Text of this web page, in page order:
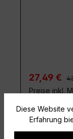
27,49 €
Preise inkl.
Diese Website
Erfahrung